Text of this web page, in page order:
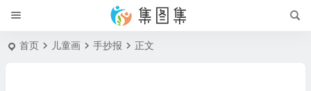
首页 儿童画 手抄报 正文